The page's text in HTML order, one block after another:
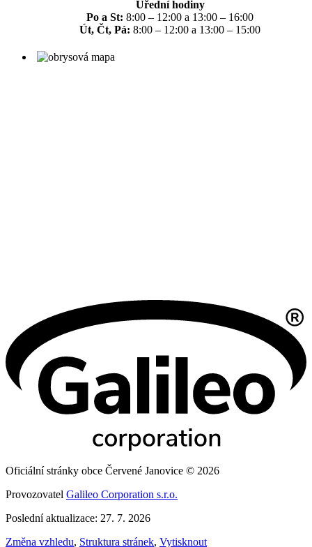
Úřední hodiny
Po a St: 8:00 – 12:00 a 13:00 – 16:00
Út, Čt, Pá: 8:00 – 12:00 a 13:00 – 15:00
Oficiální stránky obce Červené Janovice © 2026
Provozovatel Galileo Corporation s.r.o.
Poslední aktualizace: 27. 7. 2026
Změna vzhledu, Struktura stránek, Vytisknout